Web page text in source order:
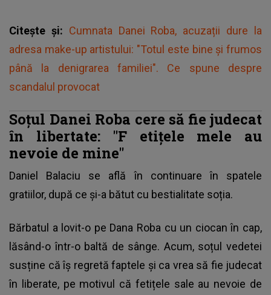
Citește și: Cumnata Danei Roba, acuzații dure la
adresa make-up artistului: "Totul este bine și frumos
până la denigrarea familiei". Ce spune despre
scandalul provocat
Soțul Danei Roba cere să fie judecat
în libertate: "F etițele mele au
nevoie de mine"
Daniel Balaciu se află în continuare în spatele
gratiilor, după ce și-a bătut cu bestialitate soția.
Bărbatul a lovit-o pe Dana Roba cu un ciocan în cap,
lăsând-o într-o baltă de sânge. Acum, soțul vedetei
susține că îș regretă faptele și ca vrea să fie judecat
în liberate, pe motivul că fetițele sale au nevoie de